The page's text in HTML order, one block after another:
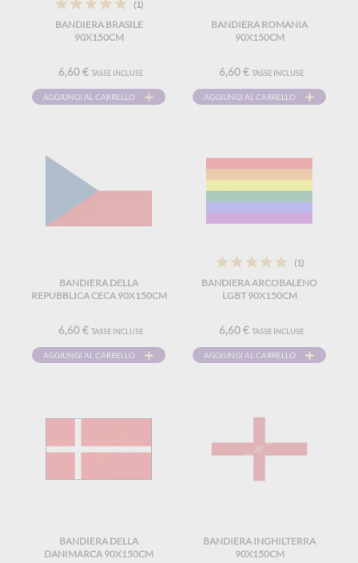
(1)
BANDIERA BRASILE
90X150CM
6,60 € TASSE INCLUSE
AGGIUNGI AL CARRELLO
BANDIERA ROMANIA
90X150CM
6,60 € TASSE INCLUSE
AGGIUNGI AL CARRELLO
BANDIERA DELLA
REPUBBLICA CECA 90X150CM
6,60 € TASSE INCLUSE
AGGIUNGI AL CARRELLO
(1)
BANDIERA ARCOBALENO
LGBT 90X150CM
6,60 € TASSE INCLUSE
AGGIUNGI AL CARRELLO
BANDIERA DELLA
DANIMARCA 90X150CM
BANDIERA INGHILTERRA
90X150CM